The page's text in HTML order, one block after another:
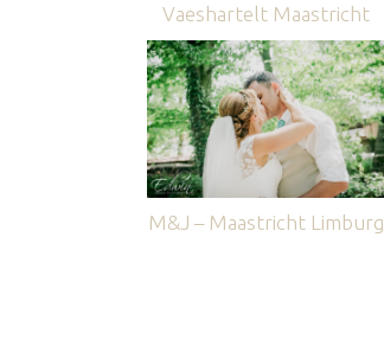
Vaeshartelt Maastricht
M&J – Maastricht Limburg